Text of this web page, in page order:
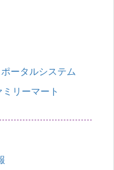
ータルシステム
リーマート